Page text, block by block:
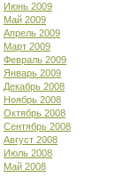
Июнь 2009
Май 2009
Апрель 2009
Март 2009
Февраль 2009
Январь 2009
Декабрь 2008
Ноябрь 2008
Октябрь 2008
Сентябрь 2008
Август 2008
Июль 2008
Май 2008